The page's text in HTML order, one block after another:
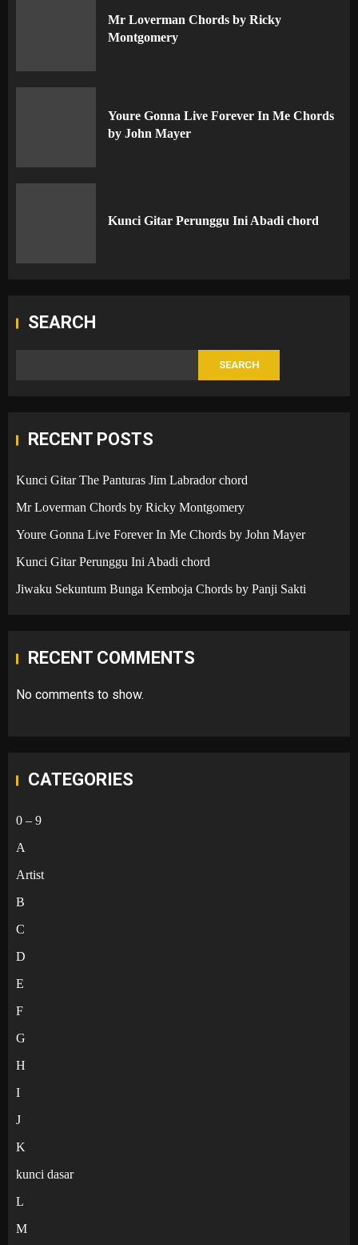
Mr Loverman Chords by Ricky
Montgomery
Youre Gonna Live Forever In Me Chords
by John Mayer
Kunci Gitar Perunggu Ini Abadi chord
SEARCH
SEARCH
RECENT POSTS
Kunci Gitar The Panturas Jim Labrador chord
Mr Loverman Chords by Ricky Montgomery
Youre Gonna Live Forever In Me Chords by John Mayer
Kunci Gitar Perunggu Ini Abadi chord
Jiwaku Sekuntum Bunga Kemboja Chords by Panji Sakti
RECENT COMMENTS
No comments to show.
CATEGORIES
0 – 9
A
Artist
B
C
D
E
F
G
H
I
J
K
kunci dasar
L
M